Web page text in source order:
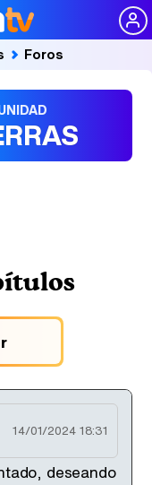
Foros
14/01/2024 18:31
deseando